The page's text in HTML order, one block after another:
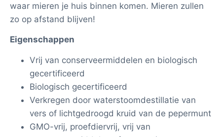
waar mieren je huis binnen komen. Mieren zullen
zo op afstand blijven!
Eigenschappen
Vrij van conserveermiddelen en biologisch
gecertificeerd
Biologisch gecertificeerd
Verkregen door waterstoomdestillatie van
vers of lichtgedroogd kruid van de pepermunt
GMO-vrij, proefdiervrij, vrij van